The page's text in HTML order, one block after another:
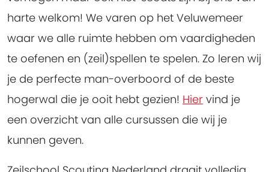
harte welkom! We varen op het Veluwemeer
waar we alle ruimte hebben om vaardigheden
te oefenen en (zeil)spellen te spelen. Zo leren wij
je de perfecte man-overboord of de beste
hogerwal die je ooit hebt gezien! Hier vind je
een overzicht van alle cursussen die wij je
kunnen geven.